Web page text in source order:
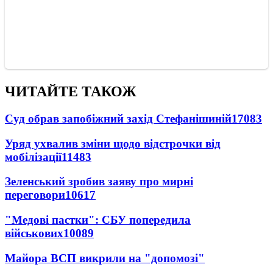
ЧИТАЙТЕ ТАКОЖ
Суд обрав запобіжний захід Стефанішиній17083
Уряд ухвалив зміни щодо відстрочки від
мобілізації11483
Зеленський зробив заяву про мирні
переговори10617
"Медові пастки": СБУ попередила
військових10089
Майора ВСП викрили на "допомозі"